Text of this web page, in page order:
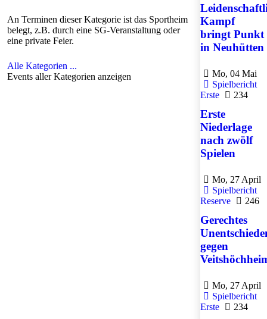
An Terminen dieser Kategorie ist das Sportheim
belegt, z.B. durch eine SG-Veranstaltung oder
eine private Feier.
Alle Kategorien ...
Events aller Kategorien anzeigen
Kampf
bringt Punkt
in Neuhütten
Mo, 04 Mai
Spielbericht
Erste
234
Erste
Niederlage
nach zwölf
Spielen
Mo, 27 April
Spielbericht
Reserve
246
Gerechtes
gegen
Mo, 27 April
Spielbericht
Erste
234